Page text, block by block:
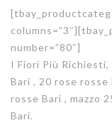
number=”80″]
I Fiori Più Richiesti,
Bari , 20 rose rosse
rosse Bari , mazzo
Bari.